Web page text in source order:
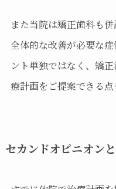
また当院は矯正歯科も
全体的な改善が必要な
ント単独ではなく、矯
療計画をご提案できる点
セカンドオピニオン